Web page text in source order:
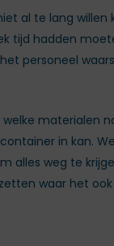
al te lang
tijd hadden
personeel
in kan.
alles weg te
waar het